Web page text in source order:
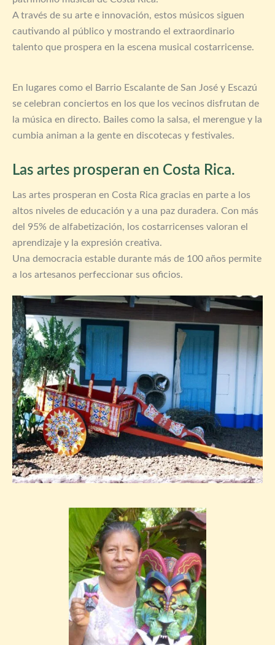
A través de su arte e innovación, estos músicos siguen
cautivando al público y mostrando el extraordinario
talento que prospera en la escena musical costarricense.
En lugares como el Barrio Escalante de San José y Escazú
se celebran conciertos en los que los vecinos disfrutan de
la música en directo. Bailes como la salsa, el merengue y la
cumbia animan a la gente en discotecas y festivales.
Las artes prosperan en Costa Rica.
Las artes prosperan en Costa Rica gracias en parte a los
altos niveles de educación y a una paz duradera. Con más
del 95% de alfabetización, los costarricenses valoran el
aprendizaje y la expresión creativa.
Una democracia estable durante más de 100 años permite
a los artesanos perfeccionar sus oficios.